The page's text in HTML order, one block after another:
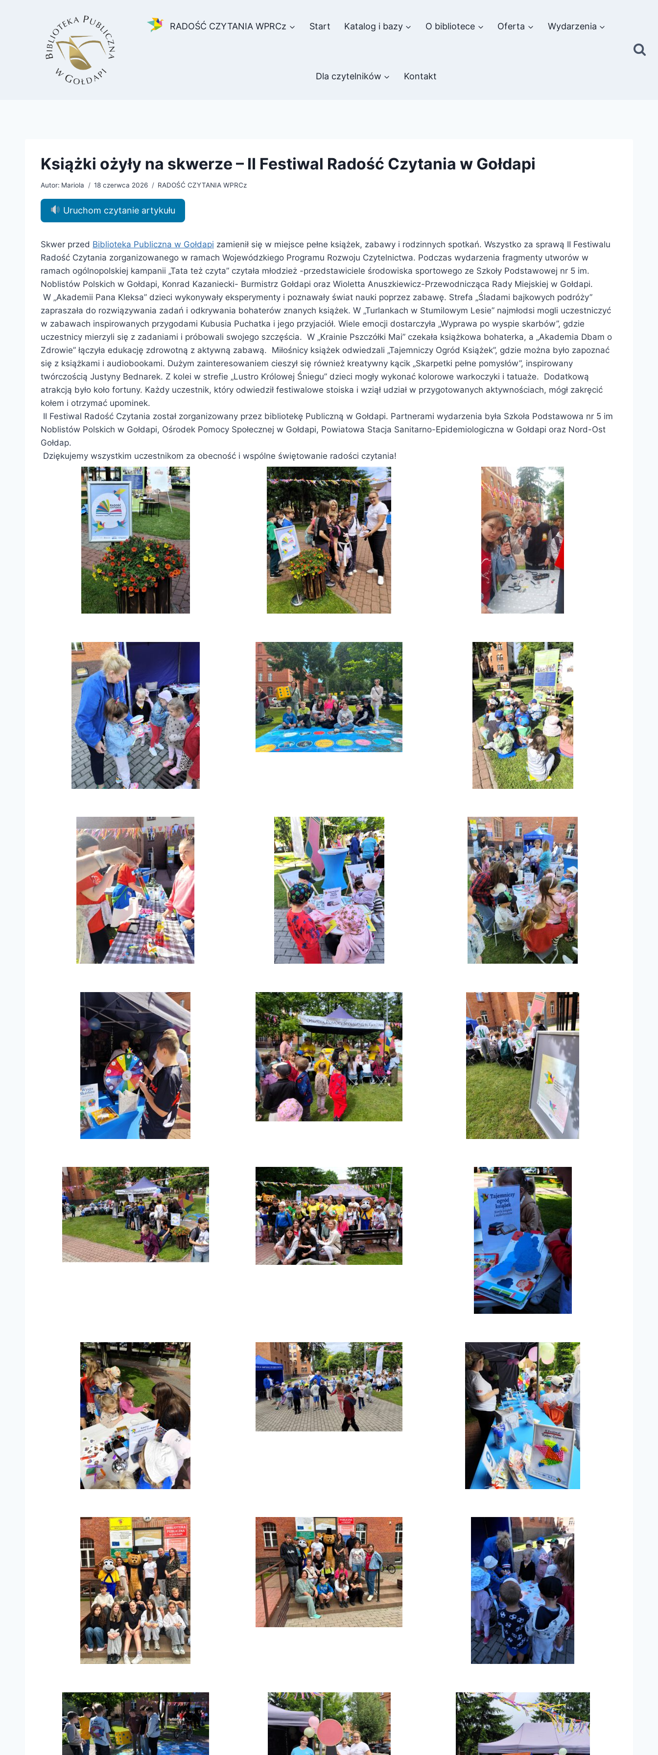
RADOŚĆ CZYTANIA WPRCz Start Katalog i bazy O bibliotece Oferta Wydarzenia
Dla czytelników Kontakt
Książki ożyły na skwerze – II Festiwal Radość Czytania w Gołdapi
Autor: Mariola 18 czerwca 2026 RADOŚĆ CZYTANIA WPRCz
Uruchom czytanie artykułu
Skwer przed Biblioteka Publiczna w Gołdapi zamienił się w miejsce pełne książek, zabawy i rodzinnych spotkań. Wszystko za sprawą II Festiwalu
Radość Czytania zorganizowanego w ramach Wojewódzkiego Programu Rozwoju Czytelnictwa. Podczas wydarzenia fragmenty utworów w
ramach ogólnopolskiej kampanii „Tata też czyta” czytała młodzież -przedstawiciele środowiska sportowego ze Szkoły Podstawowej nr 5 im.
Noblistów Polskich w Gołdapi, Konrad Kazaniecki- Burmistrz Gołdapi oraz Wioletta Anuszkiewicz-Przewodnicząca Rady Miejskiej w Gołdapi.
W „Akademii Pana Kleksa” dzieci wykonywały eksperymenty i poznawały świat nauki poprzez zabawę. Strefa „Śladami bajkowych podróży”
zapraszała do rozwiązywania zadań i odkrywania bohaterów znanych książek. W „Turlankach w Stumilowym Lesie” najmłodsi mogli uczestniczyć
w zabawach inspirowanych przygodami Kubusia Puchatka i jego przyjaciół. Wiele emocji dostarczyła „Wyprawa po wyspie skarbów”, gdzie
uczestnicy mierzyli się z zadaniami i próbowali swojego szczęścia. W „Krainie Pszczółki Mai” czekała książkowa bohaterka, a „Akademia Dbam o
Zdrowie” łączyła edukację zdrowotną z aktywną zabawą. Miłośnicy książek odwiedzali „Tajemniczy Ogród Książek”, gdzie można było zapoznać
się z książkami i audiobookami. Dużym zainteresowaniem cieszył się również kreatywny kącik „Skarpetki pełne pomysłów”, inspirowany
twórczością Justyny Bednarek. Z kolei w strefie „Lustro Królowej Śniegu” dzieci mogły wykonać kolorowe warkoczyki i tatuaże. Dodatkową
atrakcją było koło fortuny. Każdy uczestnik, który odwiedził festiwalowe stoiska i wziął udział w przygotowanych aktywnościach, mógł zakręcić
kołem i otrzymać upominek.
II Festiwal Radość Czytania został zorganizowany przez bibliotekę Publiczną w Gołdapi. Partnerami wydarzenia była Szkoła Podstawowa nr 5 im
Noblistów Polskich w Gołdapi, Ośrodek Pomocy Społecznej w Gołdapi, Powiatowa Stacja Sanitarno-Epidemiologiczna w Gołdapi oraz Nord-Ost
Gołdap.
Dziękujemy wszystkim uczestnikom za obecność i wspólne świętowanie radości czytania!